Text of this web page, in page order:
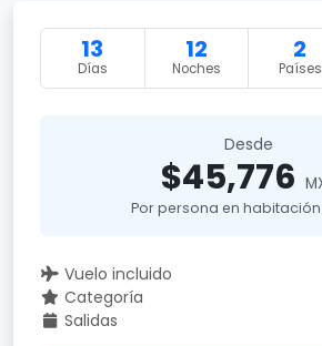
13
Días
12
Noches
2
Países
Desde
$45,776
Por persona en
Vuelo incluido
Categoría
Salidas